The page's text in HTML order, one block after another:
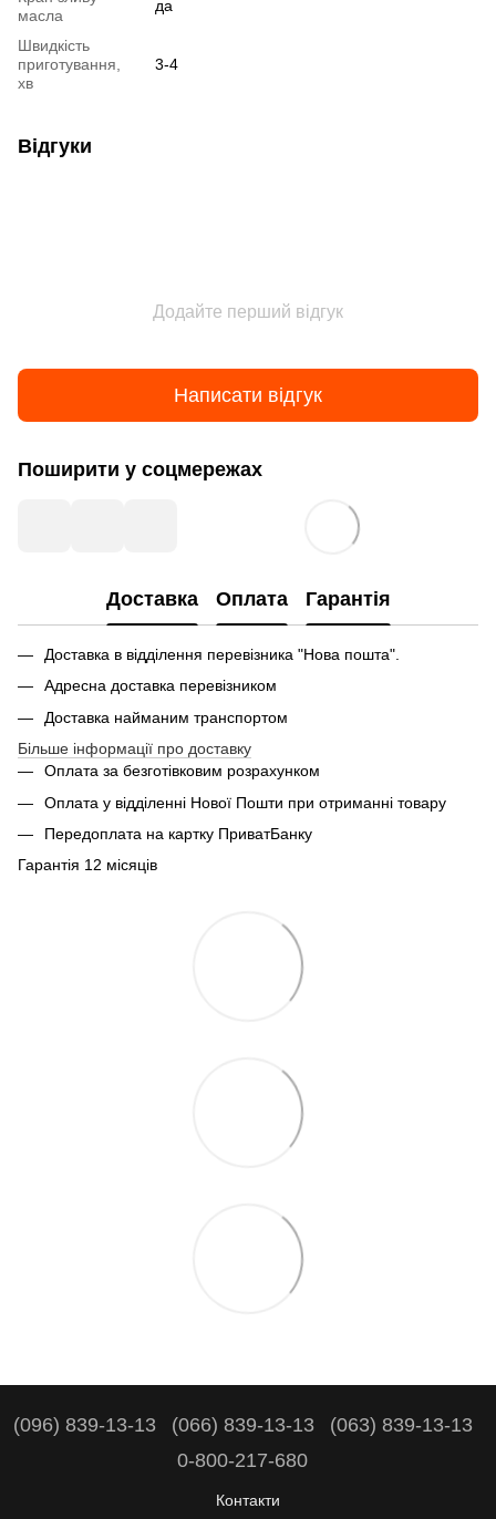
масла
да
Швидкість
приготування,
хв
3-4
Відгуки
Додайте перший відгук
Написати відгук
Поширити у соцмережах
Доставка Оплата Гарантія
Доставка в відділення перевізника "Нова пошта".
Адресна доставка перевізником
Доставка найманим транспортом
Більше інформації про доставку
Оплата за безготівковим розрахунком
Оплата у відділенні Нової Пошти при отриманні товару
Передоплата на картку ПриватБанку
Гарантія 12 місяців
(096) 839-13-13 (066) 839-13-13
(063) 839-13-13
0-800-217-680
Контакти